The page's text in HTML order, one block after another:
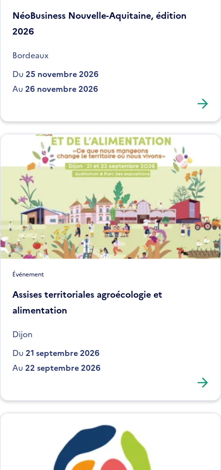
NéoBusiness Nouvelle-Aquitaine, édition
2026
Bordeaux
Du 25 novembre 2026
Au 26 novembre 2026
Événement
Assises territoriales agroécologie et
alimentation
Dijon
Du 21 septembre 2026
Au 22 septembre 2026